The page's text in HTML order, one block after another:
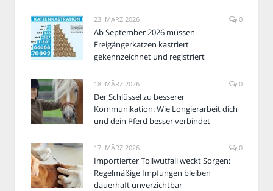
23. MÄRZ 2026 0
Ab September 2026 müssen
Freigängerkatzen kastriert
gekennzeichnet und registriert
18. MÄRZ 2026 0
Der Schlüssel zu besserer
Kommunikation: Wie Longierarbeit dich
und dein Pferd besser verbindet
17. MÄRZ 2026 0
Importierter Tollwutfall weckt Sorgen:
Regelmäßige Impfungen bleiben
dauerhaft unverzichtbar